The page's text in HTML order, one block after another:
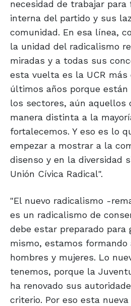
necesidad de trabajar
interna del partido y sus
comunidad. En esa línea,
la unidad del radicalismo
miradas y a todas sus
esta vuelta es la UCR
últimos años porque están
los sectores, aún aquellos
manera distinta a la
fortalecemos. Y eso es lo
empezar a mostrar a la
disenso y en la diversidad
Unión Cívica Radical".
"El nuevo radicalismo -
es un radicalismo de
debe estar preparado para
mismo, estamos formando
hombres y mujeres. Lo
tenemos, porque la
ha renovado sus
criterio. Por eso esta